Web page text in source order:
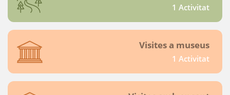
1 Activitat
Visites a museus
1 Activitat